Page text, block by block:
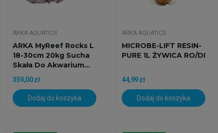
ARKA AQUATICS
ARKA MyReef Rocks L
18-30cm 20kg Sucha
Skała Do Akwarium...
359,00 zł
Dodaj do koszyka
ARKA AQUATICS
MICROBE-LIFT RESIN-
PURE 1L ŻYWICA RO/DI
44,99 zł
Dodaj do koszyka